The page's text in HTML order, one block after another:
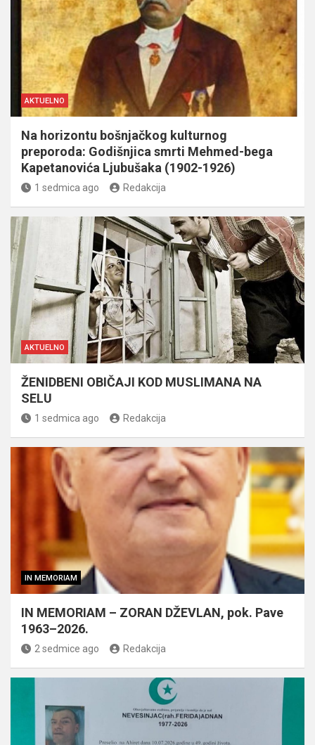
AKTUELNO
Na horizontu bošnjačkog kulturnog
preporoda: Godišnjica smrti Mehmed-bega
Kapetanovića Ljubušaka (1902-1926)
1 sedmica ago Redakcija
AKTUELNO
ŽENIDBENI OBIČAJI KOD MUSLIMANA NA
SELU
1 sedmica ago Redakcija
IN MEMORIAM
IN MEMORIAM – ZORAN DŽEVLAN, pok. Pave
1963–2026.
2 sedmice ago Redakcija